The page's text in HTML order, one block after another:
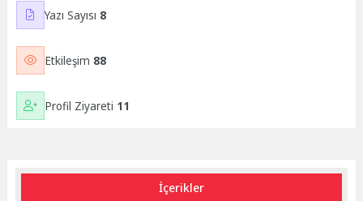
Yazı Sayısı 8
Etkileşim 88
Profil Ziyareti 11
İçerikler